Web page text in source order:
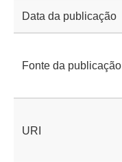
Data da publicação
Fonte da publicação
URI